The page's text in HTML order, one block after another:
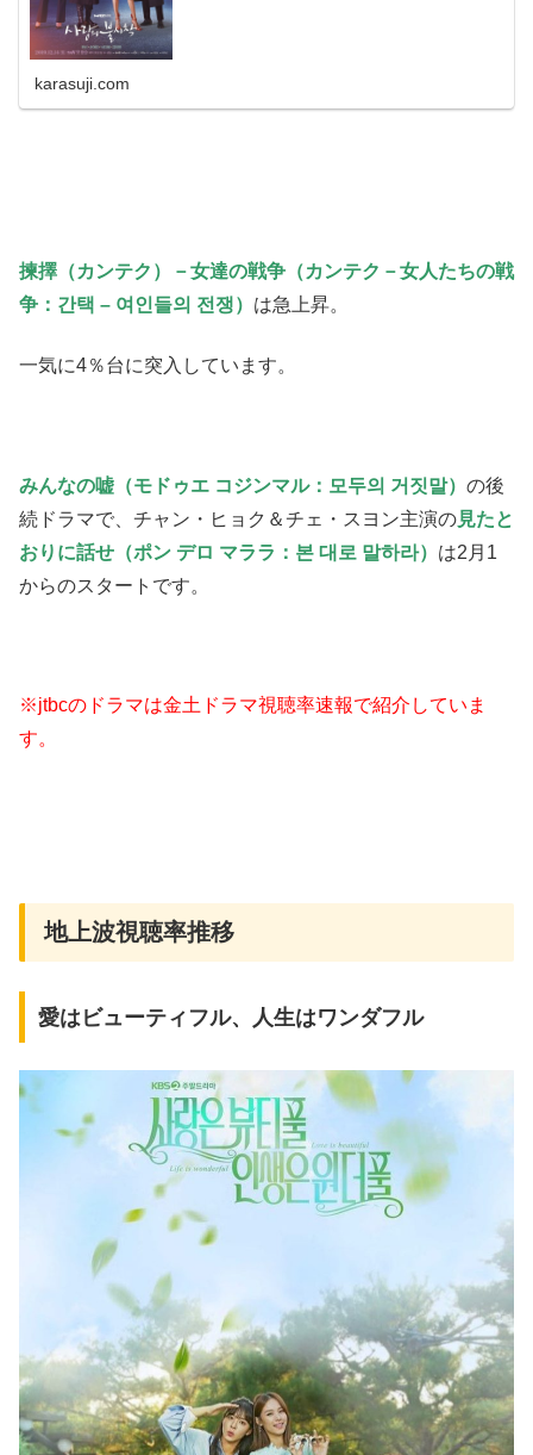
karasuji.com
揀擇（カンテク）－女達の戦争（カンテク－女人たちの戦
争：간택 – 여인들의 전쟁） は急上昇。
一気に4％台に突入しています。
みんなの嘘（モドゥエ コジンマル：모두의 거짓말） の後
続ドラマで、チャン・ヒョク＆チェ・スヨン主演の見たと
おりに話せ（ポン デロ マララ：본 대로 말하라） は2月1
からのスタートです。
※jtbcのドラマは金土ドラマ視聴率速報で紹介していま
す。
地上波視聴率推移
愛はビューティフル、人生はワンダフル